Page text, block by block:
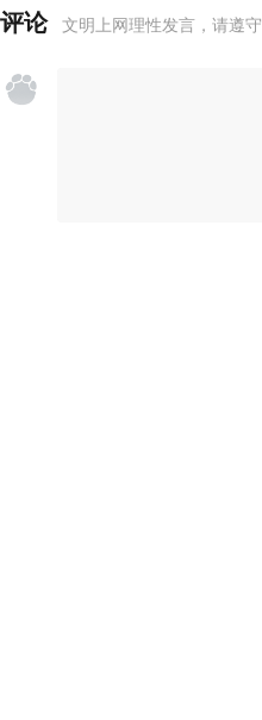
评论 文明上网理性发言，请遵守